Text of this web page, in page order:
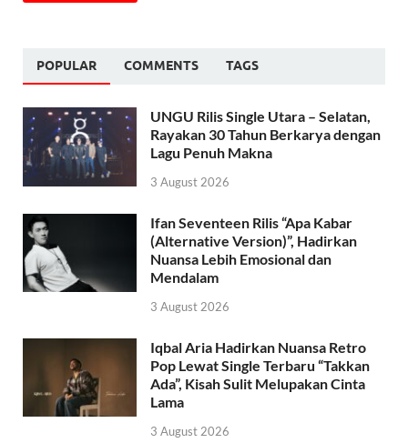
POPULAR COMMENTS TAGS
UNGU Rilis Single Utara – Selatan,
Rayakan 30 Tahun Berkarya dengan
Lagu Penuh Makna
3 August 2026
Ifan Seventeen Rilis “Apa Kabar
(Alternative Version)”, Hadirkan
Nuansa Lebih Emosional dan
Mendalam
3 August 2026
Iqbal Aria Hadirkan Nuansa Retro
Pop Lewat Single Terbaru “Takkan
Ada”, Kisah Sulit Melupakan Cinta
Lama
3 August 2026